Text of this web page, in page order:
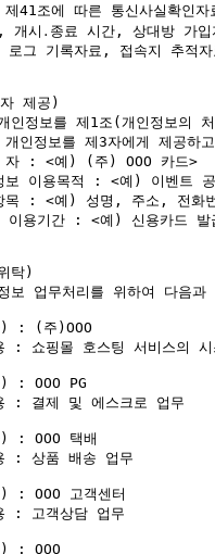
41조에 따른 통신사실확인자
개시․종료 시간, 상대방 가
그 기록자료, 접속지 추적
인정보를 제3자에게 제공하
자 : <예) (주) OOO 카드>
보 이용목적 : <예) 이벤트
목 : <예) 성명, 주소, 전화
용기간 : <예) 신용카드 발
보 업무처리를 위하여 다음
) : (주)OOO
: 쇼핑몰 호스팅 서비스의
: OOO PG
: 결제 및 에스크로 업무
: OOO 택배
: 상품 배송 업무
: OOO 고객센터
: 고객상담 업무
: OOO